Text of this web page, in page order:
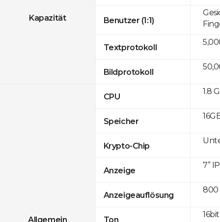
Kapazität Benutzer (1:1)
Textprotokoll
Bildprotokoll
Allgemein
CPU
Speicher
Krypto-Chip
Anzeige
Anzeigeauflösung
Ton
1.8
7”
800
16bit